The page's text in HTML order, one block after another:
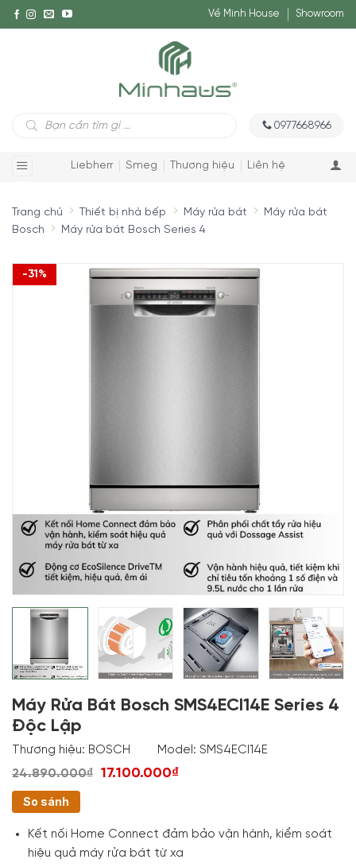
Về Minh House Showroom
Tìm
kiếm
0977668966
Liebherr Smeg Thương hiệu Liên hệ
Trang chủ Thiết bị nhà bếp Máy rửa bát
Máy rửa bát
Bosch
Máy rửa bát Bosch Series 4
-31%
Máy Rửa Bát Bosch SMS4ECI14E Series 4
Độc Lập
Thương hiệu: BOSCH Model: SMS4ECI14E
24.890.000₫ 17.100.000₫
So sánh
Kết nối Home Connect đảm bảo vận hành, kiểm soát
hiệu quả máy rửa bát từ xa